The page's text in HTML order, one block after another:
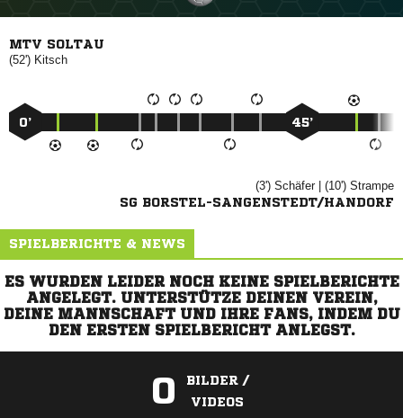
MTV SOLTAU
(52') 
0’ 45’
(3') | (10') 
SG BORSTEL-SANGENSTEDT/HANDORF
SPIELBERICHTE & NEWS
ES WURDEN LEIDER NOCH KEINE SPIELBERICHTE
ANGELEGT. UNTERSTÜTZE DEINEN VEREIN,
DEINE MANNSCHAFT UND IHRE FANS, INDEM DU
DEN ERSTEN SPIELBERICHT ANLEGST.
0
BILDER /
VIDEOS